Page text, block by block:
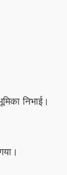
निभाई।